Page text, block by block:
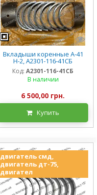
Вкладыши коренные А-41
Н-2, А2301-116-41СБ
Код: А2301-116-41СБ
В наличии
6 500,00 грн.
Купить
двигатель смд,
двигатель дт-75,
двигател